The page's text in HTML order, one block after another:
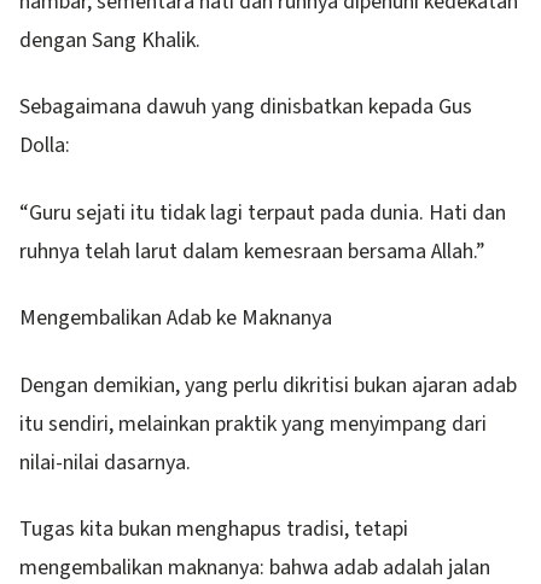
dengan Sang Khalik.
Sebagaimana dawuh yang dinisbatkan kepada Gus
Dolla:
“Guru sejati itu tidak lagi terpaut pada dunia. Hati dan
ruhnya telah larut dalam kemesraan bersama Allah.”
Mengembalikan Adab ke Maknanya
Dengan demikian, yang perlu dikritisi bukan ajaran adab
itu sendiri, melainkan praktik yang menyimpang dari
nilai-nilai dasarnya.
Tugas kita bukan menghapus tradisi, tetapi
mengembalikan maknanya: bahwa adab adalah jalan